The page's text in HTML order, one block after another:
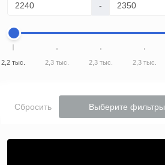
-
2,2 тыс. 2,3 тыс. 2,3 тыс. 2,3 тыс.
Сбросить Выберите фильтры